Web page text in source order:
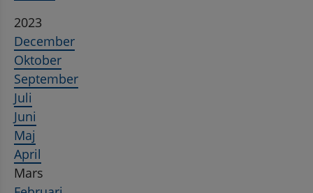
2023
December
Oktober
September
Juli
Juni
Maj
April
Mars